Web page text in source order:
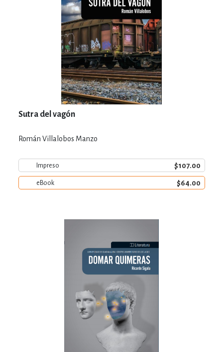
Sutra del vagón
Román Villalobos Manzo
Impreso $107.00
eBook $64.00